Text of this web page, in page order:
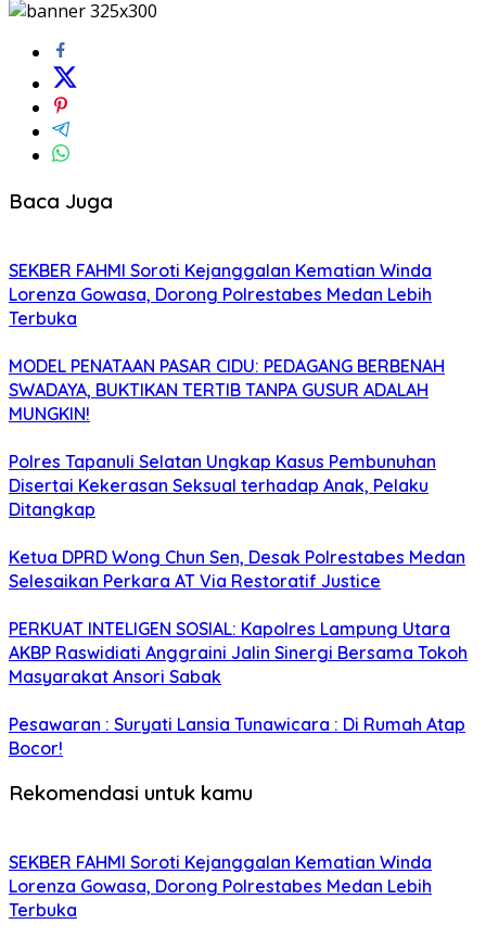
Baca Juga
SEKBER FAHMI Soroti Kejanggalan Kematian Winda
Lorenza Gowasa, Dorong Polrestabes Medan Lebih
Terbuka
MODEL PENATAAN PASAR CIDU: PEDAGANG BERBENAH
SWADAYA, BUKTIKAN TERTIB TANPA GUSUR ADALAH
MUNGKIN!
Polres Tapanuli Selatan Ungkap Kasus Pembunuhan
Disertai Kekerasan Seksual terhadap Anak, Pelaku
Ditangkap
Ketua DPRD Wong Chun Sen, Desak Polrestabes Medan
Selesaikan Perkara AT Via Restoratif Justice
PERKUAT INTELIGEN SOSIAL: Kapolres Lampung Utara
AKBP Raswidiati Anggraini Jalin Sinergi Bersama Tokoh
Masyarakat Ansori Sabak
Pesawaran : Suryati Lansia Tunawicara : Di Rumah Atap
Bocor!
Rekomendasi untuk kamu
SEKBER FAHMI Soroti Kejanggalan Kematian Winda
Lorenza Gowasa, Dorong Polrestabes Medan Lebih
Terbuka